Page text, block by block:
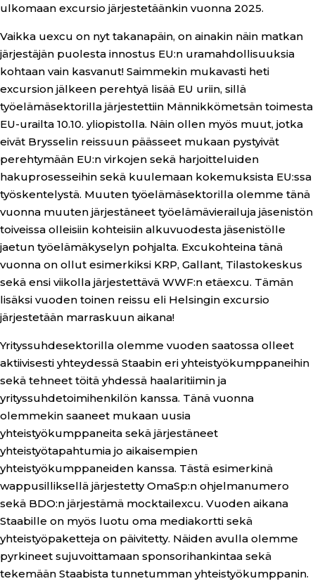
ulkomaan excursio järjestetäänkin vuonna 2025.
Vaikka uexcu on nyt takanapäin, on ainakin näin matkan
järjestäjän puolesta innostus EU:n uramahdollisuuksia
kohtaan vain kasvanut! Saimmekin mukavasti heti
excursion jälkeen perehtyä lisää EU uriin, sillä
työelämäsektorilla järjestettiin Männikkömetsän toimesta
EU-urailta 10.10. yliopistolla. Näin ollen myös muut, jotka
eivät Brysselin reissuun päässeet mukaan pystyivät
perehtymään EU:n virkojen sekä harjoitteluiden
hakuprosesseihin sekä kuulemaan kokemuksista EU:ssa
työskentelystä. Muuten työelämäsektorilla olemme tänä
vuonna muuten järjestäneet työelämävierailuja jäsenistön
toiveissa olleisiin kohteisiin alkuvuodesta jäsenistölle
jaetun työelämäkyselyn pohjalta. Excukohteina tänä
vuonna on ollut esimerkiksi KRP, Gallant, Tilastokeskus
sekä ensi viikolla järjestettävä WWF:n etäexcu. Tämän
lisäksi vuoden toinen reissu eli Helsingin excursio
järjestetään marraskuun aikana!
Yrityssuhdesektorilla olemme vuoden saatossa olleet
aktiivisesti yhteydessä Staabin eri yhteistyökumppaneihin
sekä tehneet töitä yhdessä haalaritiimin ja
yrityssuhdetoimihenkilön kanssa. Tänä vuonna
olemmekin saaneet mukaan uusia
yhteistyökumppaneita sekä järjestäneet
yhteistyötapahtumia jo aikaisempien
yhteistyökumppaneiden kanssa. Tästä esimerkinä
wappusilliksellä järjestetty OmaSp:n ohjelmanumero
sekä BDO:n järjestämä mocktailexcu. Vuoden aikana
Staabille on myös luotu oma mediakortti sekä
yhteistyöpaketteja on päivitetty. Näiden avulla olemme
pyrkineet sujuvoittamaan sponsorihankintaa sekä
tekemään Staabista tunnetumman yhteistyökumppanin.